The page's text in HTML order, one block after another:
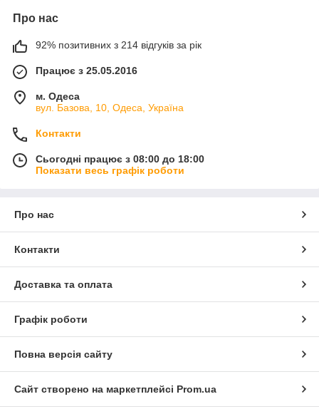
Про нас
92% позитивних з 214 відгуків за рік
Працює з 25.05.2016
м. Одеса
вул. Базова, 10, Одеса, Україна
Контакти
Сьогодні працює з 08:00 до 18:00
Показати весь графік роботи
Про нас
Контакти
Доставка та оплата
Графік роботи
Повна версія сайту
Сайт створено на маркетплейсі Prom.ua